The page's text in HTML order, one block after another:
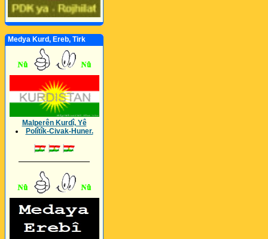
Medya Kurd, Ereb, Tirk
Malperên Kurdî, Yê
Polîtîk-Civak-Huner.